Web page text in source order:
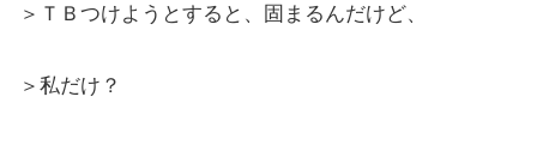
＞ＴＢつけようとすると、固まるんだけど、
＞私だけ？